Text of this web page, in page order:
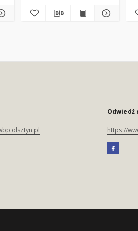
Odwiedź
https://